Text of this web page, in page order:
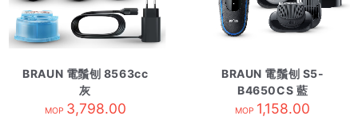
BRAUN 電鬚刨 8563cc
灰
MOP 3,798.00
BRAUN 電鬚刨 S5-
B4650CS 藍
MOP 1,158.00